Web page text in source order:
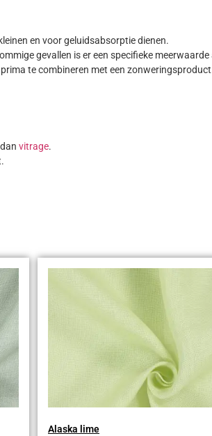
en voor geluidsabsorptie dienen.
gevallen is er een specifieke
te combineren met een
vitrage.
Alaska lime